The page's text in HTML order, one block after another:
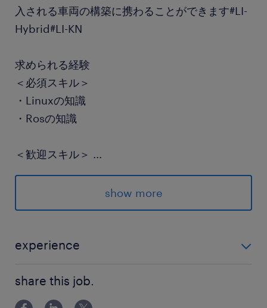
入される車両の構築に携わることができます#LI-
Hybrid#LI-KN
求められる経験
＜必須スキル＞
・Linuxの知識
・Rosの知識
＜歓迎スキル＞ ...
・製品の製造や生産計画を行った経験がある
・業務でUbuntuを使ったことがある
・業務でROSを使ったことがある
・製品の量産のためのセットアップの業務に携わ
・下記の言語での開発経験がある
・python
show more
experience
キル＞ ・製品の製造や生産計画を行った経験がある ・
業務でUbuntuを使ったことがある ・業務でROSを使っ
share this job.